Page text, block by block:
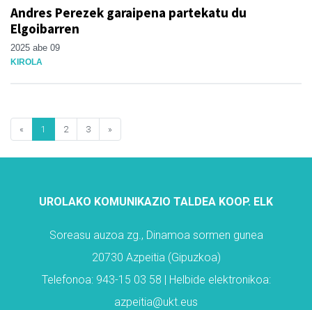
Andres Perezek garaipena partekatu du
Elgoibarren
2025 abe 09
KIROLA
« 1 2 3 »
UROLAKO KOMUNIKAZIO TALDEA KOOP. ELK
Soreasu auzoa zg., Dinamoa sormen gunea
20730 Azpeitia (Gipuzkoa)
Telefonoa: 943-15 03 58 | Helbide elektronikoa:
azpeitia@ukt.eus